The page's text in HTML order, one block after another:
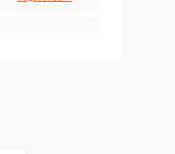
Подробнее →